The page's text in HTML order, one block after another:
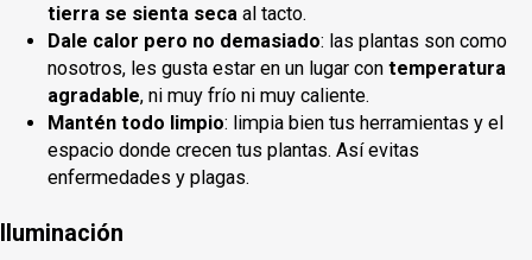
tierra se sienta seca al tacto.
Dale calor pero no demasiado: las plantas son como
nosotros, les gusta estar en un lugar con temperatura
agradable, ni muy frío ni muy caliente.
Mantén todo limpio: limpia bien tus herramientas y el
espacio donde crecen tus plantas. Así evitas
enfermedades y plagas.
Iluminación